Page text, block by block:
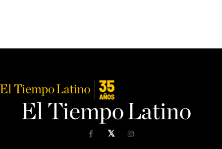
𝕏
FacebookInstagram